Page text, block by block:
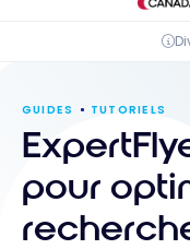
GUIDES TUTORIELS
pour